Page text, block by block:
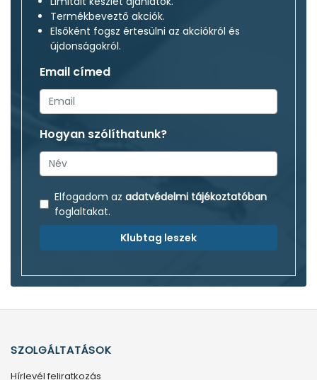
Termékbeveztő akciók.
Elsőként fogsz értesülni az akciókról és
újdonságokról.
Email címed
Hogyan szólíthatunk?
Elfogadom az adatvédelmi tájékoztatóban
foglaltakat.
Klubtag leszek
SZOLGÁLTATÁSOK
Hírlevél feliratkozás